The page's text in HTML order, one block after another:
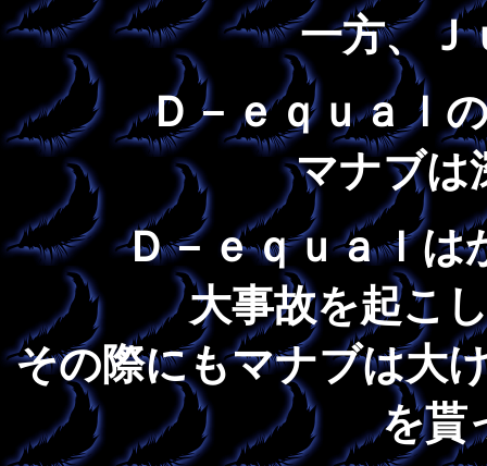
一方、Ｊ
Ｄ－ｅｑｕａｌ
マナブは
Ｄ－ｅｑｕａｌは
大事故を起こ
その際にもマナブは大
を貰